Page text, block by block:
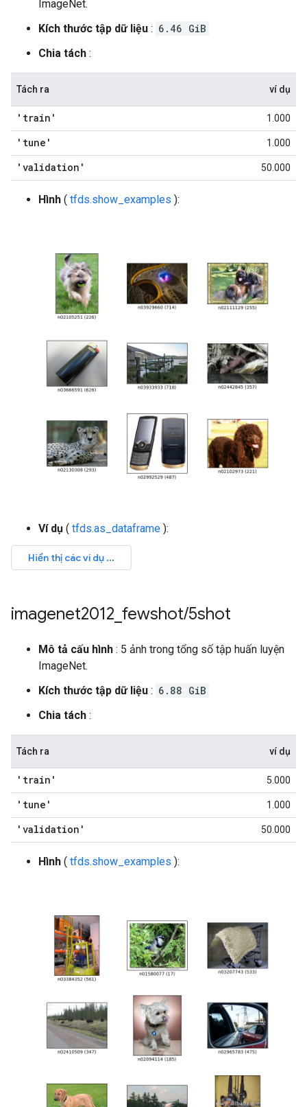
ImageNet.
Kích thước tập dữ liệu : 6.46 GiB
Chia tách :
Tách ra ví dụ
'train' 1.000
'tune' 1.000
'validation' 50.000
Hình ( tfds.show_examples ):
Ví dụ ( tfds.as_dataframe ):
imagenet2012 fewshot/5shot
Mô tả cấu hình : 5 ảnh trong tổng số tập huấn luyện
ImageNet.
Kích thước tập dữ liệu : 6.88 GiB
Chia tách :
Tách ra ví dụ
'train' 5.000
'tune' 1.000
'validation' 50.000
Hình ( tfds.show_examples ):